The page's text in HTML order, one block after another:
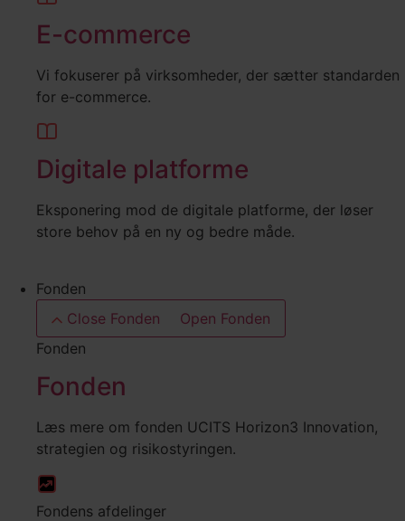
E-commerce
Vi fokuserer på virksomheder, der sætter standarden
for e-commerce.
Digitale platforme
Eksponering mod de digitale platforme, der løser
store behov på en ny og bedre måde.
Fonden
Close Fonden
Open Fonden
Fonden
Fonden
Læs mere om fonden UCITS Horizon3 Innovation,
strategien og risikostyringen.
Fondens afdelinger